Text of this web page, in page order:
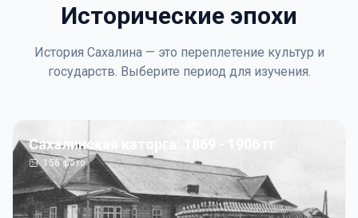
Исторические эпохи
История Сахалина — это переплетение культур и
государств. Выберите период для изучения.
Сахалинская каторга: 1869 - 1906 гг
156фото